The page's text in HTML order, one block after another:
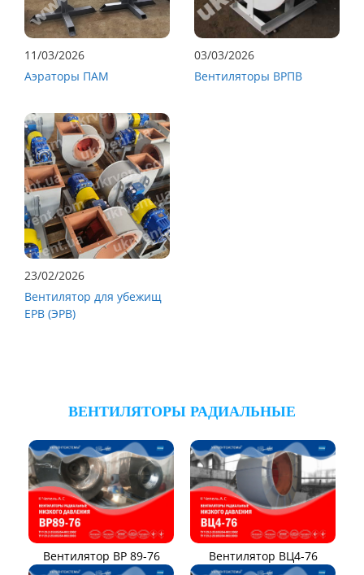
11/03/2026
Аэраторы ПАМ
03/03/2026
Вентиляторы ВРПВ
23/02/2026
Вентилятор для убежищ
ЕРВ (ЭРВ)
ВЕНТИЛЯТОРЫ РАДИАЛЬНЫЕ
Вентилятор ВР 89-76 Вентилятор ВЦ4-76